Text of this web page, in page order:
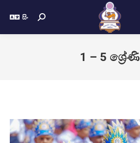
සිං
1 – 5 ශ්‍රේණි